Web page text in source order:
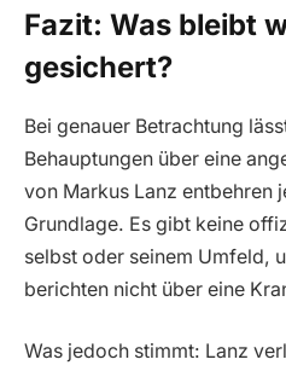
Fazit: Was bleibt
gesichert?
Bei genauer Betrachtung
Behauptungen über eine
von Markus Lanz entbehren
Grundlage. Es gibt keine
selbst oder seinem Umfeld,
berichten nicht über eine
Was jedoch stimmt: Lanz